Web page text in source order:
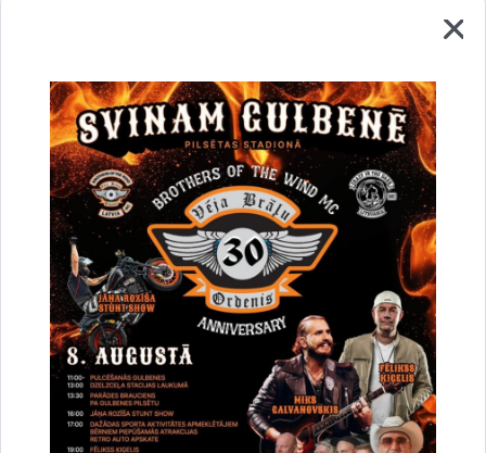
Zaļais tirdziņš
2026. gada 15. augustā 9.00 - 13.00 centrālajā skvērā
Gulbenē Zaļais tirdziņš. Pieteikšanās līdz 13. jūlijam pa
tālruni +371…
Gadatirgus
Drukāt lapu